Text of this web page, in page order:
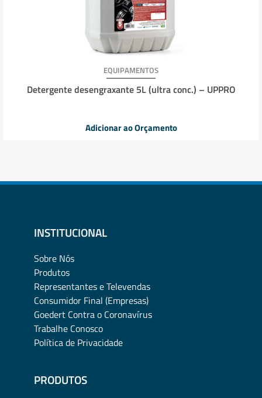
EQUIPAMENTOS
Detergente desengraxante 5L (ultra conc.) – UPPRO
Adicionar ao Orçamento
INSTITUCIONAL
Sobre Nós
Produtos
Representantes e Televendas
Consumidor Final (Empresas)
Goedert Contra o Coronavírus
Trabalhe Conosco
Política de Privacidade
PRODUTOS